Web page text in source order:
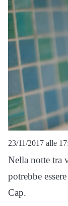
23/11/2017 alle
Nella notte tra
potrebbe
Cap.